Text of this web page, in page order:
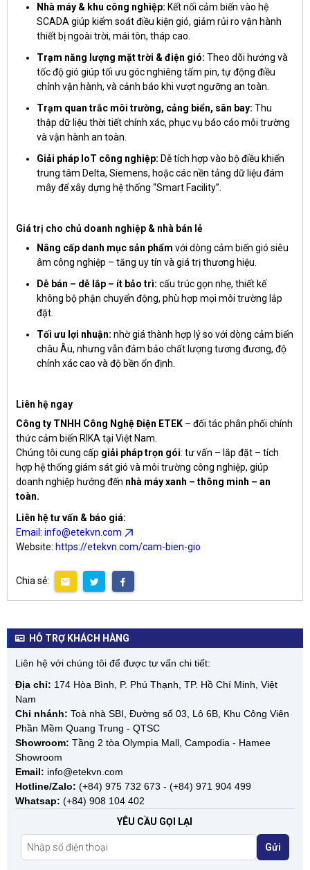
Nhà máy & khu công nghiệp: Kết nối cảm biến vào hệ
SCADA giúp kiểm soát điều kiện gió, giảm rủi ro vận hành
thiết bị ngoài trời, mái tôn, tháp cao.
Trạm năng lượng mặt trời & điện gió: Theo dõi hướng và
tốc độ gió giúp tối ưu góc nghiêng tấm pin, tự động điều
chỉnh vận hành, và cảnh báo khi vượt ngưỡng an toàn.
Trạm quan trắc môi trường, cảng biển, sân bay: Thu
thập dữ liệu thời tiết chính xác, phục vụ báo cáo môi trường
và vận hành an toàn.
Giải pháp IoT công nghiệp: Dễ tích hợp vào bộ điều khiển
trung tâm Delta, Siemens, hoặc các nền tảng dữ liệu đám
mây để xây dựng hệ thống “Smart Facility”.
Giá trị cho chủ doanh nghiệp & nhà bán lẻ
Nâng cấp danh mục sản phẩm với dòng cảm biến gió siêu
âm công nghiệp – tăng uy tín và giá trị thương hiệu.
Dễ bán – dễ lắp – ít bảo trì: cấu trúc gọn nhẹ, thiết kế
không bộ phận chuyển động, phù hợp mọi môi trường lắp
đặt.
Tối ưu lợi nhuận: nhờ giá thành hợp lý so với dòng cảm biến
châu Âu, nhưng vẫn đảm bảo chất lượng tương đương, độ
chính xác cao và độ bền ổn định.
Liên hệ ngay
Công ty TNHH Công Nghệ Điện ETEK – đối tác phân phối chính
thức cảm biến RIKA tại Việt Nam.
Chúng tôi cung cấp giải pháp trọn gói: tư vấn – lắp đặt – tích
hợp hệ thống giám sát gió và môi trường công nghiệp, giúp
doanh nghiệp hướng đến nhà máy xanh – thông minh – an
toàn.
Liên hệ tư vấn & báo giá:
Email: info@etekvn.com
Website: https://etekvn.com/cam-bien-gio
Chia sẻ:
HỖ TRỢ KHÁCH HÀNG
Liên hệ với chúng tôi để được tư vấn chi tiết:
Địa chỉ: 174 Hòa Bình, P. Phú Thạnh, TP. Hồ Chí Minh, Việt
Nam
Chi nhánh: Toà nhà SBI, Đường số 03, Lô 6B, Khu Công Viên
Phần Mềm Quang Trung - QTSC
Showroom: Tầng 2 tòa Olympia Mall, Campodia - Hamee
Showroom
Email: info@etekvn.com
Hotline/Zalo: (+84) 975 732 673 - (+84) 971 904 499
Whatsap: (+84) 908 104 402
YÊU CẦU GỌI LẠI
Gửi